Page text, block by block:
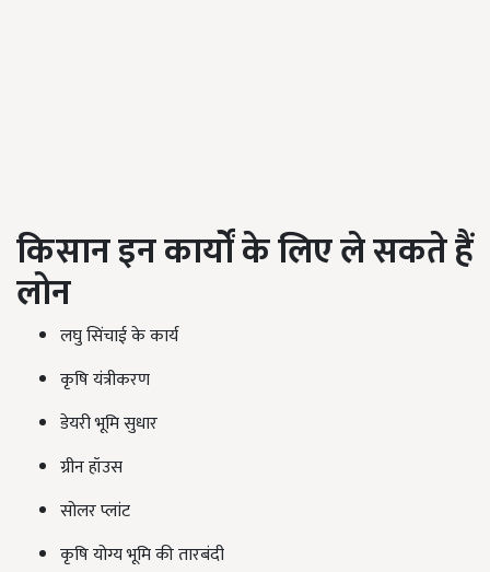
किसान इन कार्यों के लिए ले सकते हैं
लोन
लघु सिंचाई के कार्य
कृषि यंत्रीकरण
डेयरी भूमि सुधार
ग्रीन हॉउस
सोलर प्लांट
कृषि योग्य भूमि की तारबंदी